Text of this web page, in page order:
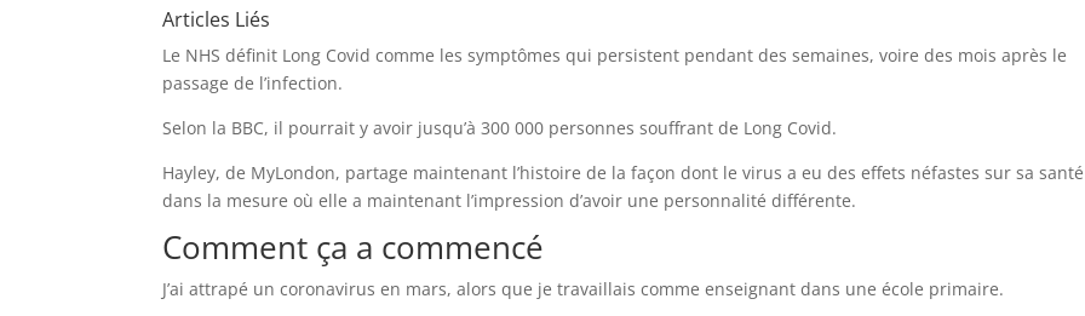
Articles Liés
Le NHS définit Long Covid comme les symptômes qui persistent pendant des semaines, voire des mois après le
passage de l’infection.
Selon la BBC, il pourrait y avoir jusqu’à 300 000 personnes souffrant de Long Covid.
Hayley, de MyLondon, partage maintenant l’histoire de la façon dont le virus a eu des effets néfastes sur sa santé
dans la mesure où elle a maintenant l’impression d’avoir une personnalité différente.
Comment ça a commencé
J’ai attrapé un coronavirus en mars, alors que je travaillais comme enseignant dans une école primaire.